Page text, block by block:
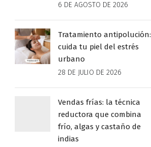
6 DE AGOSTO DE 2026
Tratamiento antipolución:
cuida tu piel del estrés
urbano
28 DE JULIO DE 2026
Vendas frías: la técnica
reductora que combina
frío, algas y castaño de
indias